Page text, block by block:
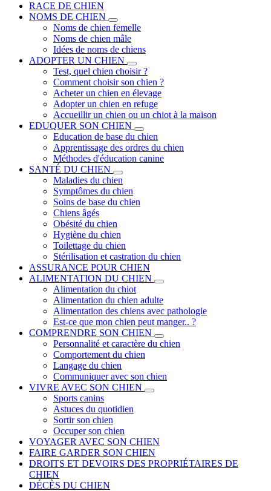
RACE DE CHIEN
NOMS DE CHIEN
Noms de chien femelle
Noms de chien mâle
Idées de noms de chiens
ADOPTER UN CHIEN
Test, quel chien choisir ?
Comment choisir son chien ?
Acheter un chien en élevage
Adopter un chien en refuge
Accueillir un chien ou un chiot à la maison
EDUQUER SON CHIEN
Education de base du chien
Apprentissage des ordres du chien
Méthodes d'éducation canine
SANTÉ DU CHIEN
Maladies du chien
Symptômes du chien
Soins de base du chien
Chiens âgés
Obésité du chien
Hygiène du chien
Toilettage du chien
Stérilisation et castration du chien
ASSURANCE POUR CHIEN
ALIMENTATION DU CHIEN
Alimentation du chiot
Alimentation du chien adulte
Alimentation des chiens avec pathologie
Est-ce que mon chien peut manger.. ?
COMPRENDRE SON CHIEN
Personnalité et caractère du chien
Comportement du chien
Langage du chien
Communiquer avec son chien
VIVRE AVEC SON CHIEN
Sports canins
Astuces du quotidien
Sortir son chien
Occuper son chien
VOYAGER AVEC SON CHIEN
FAIRE GARDER SON CHIEN
DROITS ET DEVOIRS DES PROPRIÉTAIRES DE
CHIEN
DÉCÈS DU CHIEN